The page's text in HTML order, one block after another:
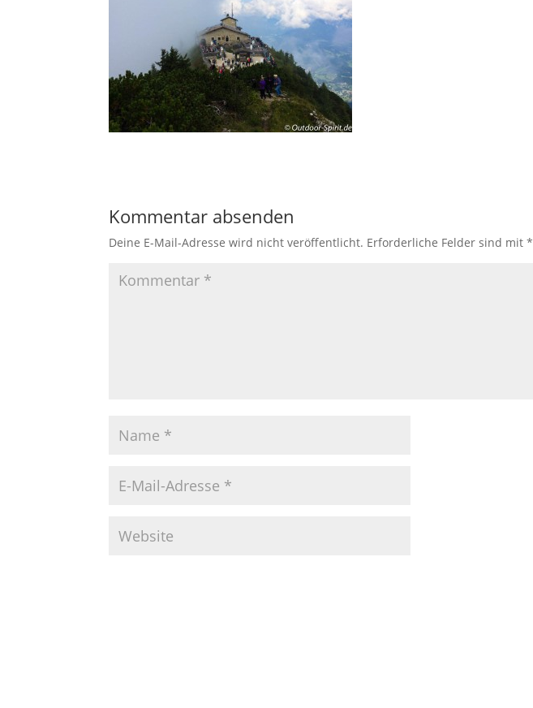
Kommentar absenden
Deine E-Mail-Adresse wird nicht veröffentlicht. Erforderliche Felder sind mit*